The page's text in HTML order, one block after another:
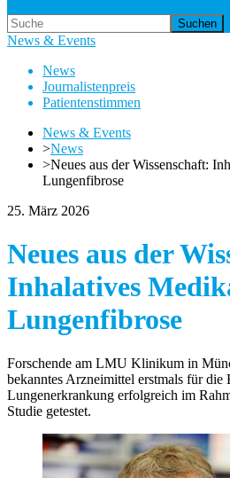
Suchen
News & Events
News
Journalistenpreis
Patientenstimmen
News & Events
>News
>Neues aus der Wissenschaft:
Lungenfibrose
25. März 2026
Neues aus der
Inhalatives
Lungenfibrose
Forschende am LMU Klinikum in
bekanntes Arzneimittel erstmals für die
Lungenerkrankung erfolgreich im
Studie getestet.